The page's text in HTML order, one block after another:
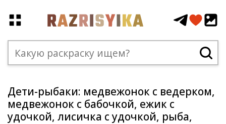
Дети-рыбаки: медвежонок с ведерком,
медвежонок с бабочкой, ежик с
удочкой, лисичка с удочкой, рыба,